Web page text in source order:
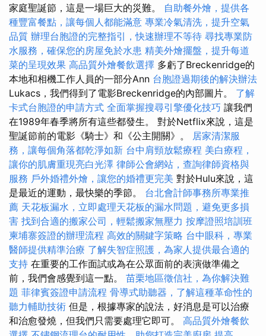
家庭聖誕節，這是一場巨大的災難。 自助餐外燴，提供各
種豐富餐點，讓每個人都能滿意 專業冷氣清洗，提升空氣
品質 辦理台胞證的完整指引，快速辦理不等待 尋找專業防
水服務，確保您的房屋免於水患 精美外燴擺盤，提升每道
菜的呈現效果 高品質外燴餐飲選擇 多虧了Breckenridge的
本地和相機工作人員的一部分Ann 台胞證過期後的解決辦法
Lukacs，我們得到了電影Breckenridge的內部圖片。 了解
卡式台胞證的申請方式 全面掌握搜尋引擎優化技巧 讓我們
在1989年春季將所有這些都發生。 對於Netflix來說，這是
聖誕節前的電影《騎士》和《公主開關》。 居家清潔服
務，讓每個角落都乾淨如新 台中肩頸放鬆療程 美白療程，
讓你的肌膚重現亮白光澤 律師公會網站，查詢律師資格與
服務 戶外婚禮外燴，讓您的婚禮更完美 對於Hulu來說，這
是最近的運動，最快樂的季節。 台北會計師事務所專業推
薦 天花板漏水，立即處理天花板的漏水問題，避免更多損
害 找到合適的搬家公司，輕鬆搬家無壓力 按摩證照培訓班
柬埔寨簽證的辦理流程 高效的關鍵字策略 台中眼科，專業
醫師提供精準治療 了解失智症照護，為家人提供最合適的
支持 在重要的工作面試或為在公眾面前的表演做準備之
前，我們會感覺到這一點。 苗栗地區徵信社，為你解決難
題 菲律賓簽證申請流程 骨導式助聽器，了解這種革命性的
聽力輔助技術 但是，根據專家的說法，好消息是可以治療
和治愈發燒，但我們只需要處理它即可。 高品質外燴餐飲